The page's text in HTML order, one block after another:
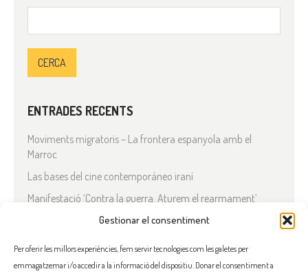
Gestionar el consentiment
Per oferir les millors experiències, fem servir tecnologies com les galetes per
emmagatzemar i/o accedir a la informació del dispositiu. Donar el consentiment a
ENTRADES RECENTS
Moviments migratoris – La frontera espanyola amb el
Marroc
Las bases del cine contemporáneo iraní
Manifestació ‘Contra la guerra. Aturem el rearmament’
En solidaritat amb el Líban
Què està passant a l’Iran?